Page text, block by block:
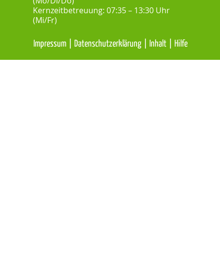
Kernzeitbetreuung: 07:35 – 13:30 Uhr
(Mi/Fr)
Impressum| Datenschutzerklärung| Inhalt| Hilfe